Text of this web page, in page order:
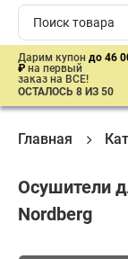
Дарим купон до 46
₽ на первый
заказ на ВСЕ!
ОСТАЛОСЬ 8 ИЗ 50
Главная
Осушители
Nordberg